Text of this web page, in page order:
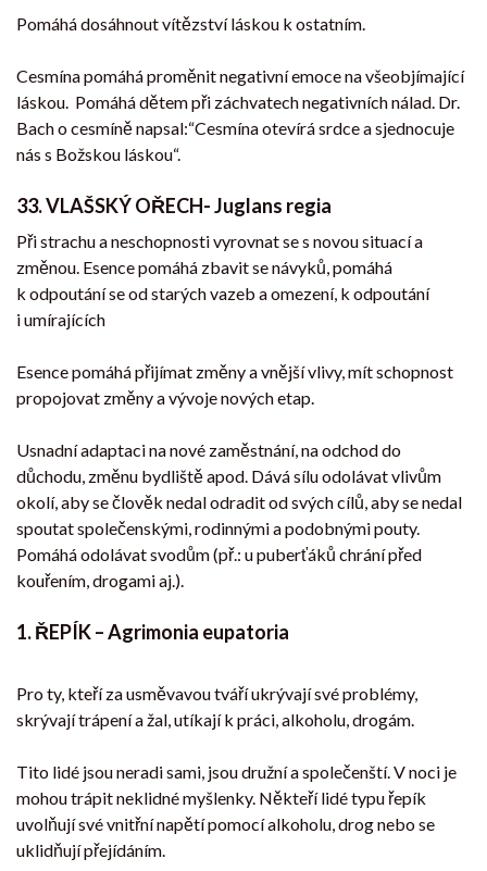
Pomáhá dosáhnout vítězství láskou k ostatním.
Cesmína pomáhá proměnit negativní emoce na všeobjímající
láskou. Pomáhá dětem při záchvatech negativních nálad. Dr.
Bach o cesmíně napsal:“Cesmína otevírá srdce a sjednocuje
nás s Božskou láskou“.
33. VLAŠSKÝ OŘECH- Juglans regia
Při strachu a neschopnosti vyrovnat se s novou situací a
změnou. Esence pomáhá zbavit se návyků, pomáhá
k odpoutání se od starých vazeb a omezení, k odpoutání
i umírajících
Esence pomáhá přijímat změny a vnější vlivy, mít schopnost
propojovat změny a vývoje nových etap.
Usnadní adaptaci na nové zaměstnání, na odchod do
důchodu, změnu bydliště apod. Dává sílu odolávat vlivům
okolí, aby se člověk nedal odradit od svých cílů, aby se nedal
spoutat společenskými, rodinnými a podobnými pouty.
Pomáhá odolávat svodům (př.: u puberťáků chrání před
kouřením, drogami aj.).
1. ŘEPÍK – Agrimonia eupatoria
Pro ty, kteří za usměvavou tváří ukrývají své problémy,
skrývají trápení a žal, utíkají k práci, alkoholu, drogám.
Tito lidé jsou neradi sami, jsou družní a společenští. V noci je
mohou trápit neklidné myšlenky. Někteří lidé typu řepík
uvolňují své vnitřní napětí pomocí alkoholu, drog nebo se
uklidňují přejídáním.